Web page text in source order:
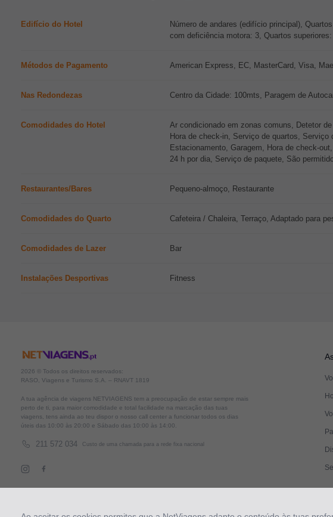
Edifício do Hotel
Número de andares (edifício principal),
com deficiência motora: 3, Quartos
Métodos de Pagamento American Express, EC, MasterCard, Visa,
Nas Redondezas Centro da Cidade: 100mts, Paragem de
Comodidades do Hotel
Ar condicionado em zonas comuns, Detetor
Hora de check-in, Serviço de quartos,
Estacionamento, Garagem, Hora de check-
24 h por dia, Serviço de paquete, São
Restaurantes/Bares Pequeno-almoço, Restaurante
Comodidades do Quarto Cafeteira / Chaleira, Terraço, Adaptado para
Comodidades de Lazer Bar
Instalações Desportivas Fitness
2026 © Todos os direitos reservados:
RASO, Viagens e Turismo S.A. – RNAVT 1819
A tua agência de viagens NETVIAGENS tem a preocupação de estar sempre mais
perto de ti, para maior comodidade e total facilidade na marcação das tuas
viagens, tens ainda ao teu dispor o nosso call center a funcionar todos os dias
úteis das 10:00 às 20:00 e Sábado das 10:00 às 14:00.
211 572 034 Custo de uma chamada para a rede fixa nacional